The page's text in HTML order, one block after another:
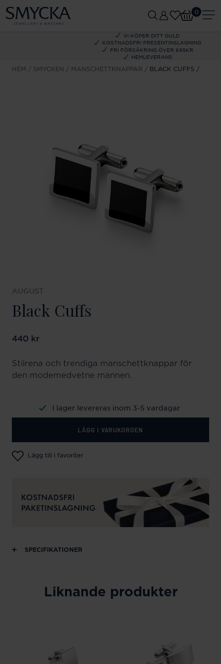
VI KÖPER DITT GULD
KOSTNADSFRI PRESENTINSLAGNING
FRI FÖRSÄKRING ÖVER 695KR
HEMLEVERANS
0
HEM SMYCKEN MANSCHETTKNAPPAR BLACK CUFFS
AUGUST
Black Cuffs
Pris:440 kr
440 kr
Stilrena och trendiga manschettknappar för
den modemedvetne mannen.
I lager levereras inom 3-5 vardagar
LÄGG I VARUKORGEN
Lägg till i favoriter
SPECIFIKATIONER
Liknande produkter